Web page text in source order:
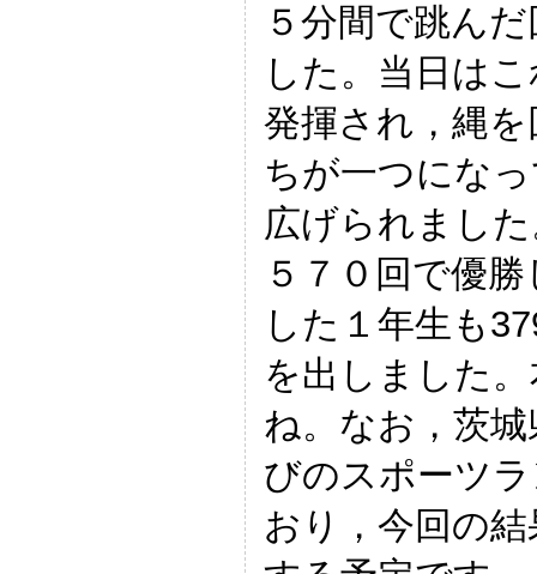
５分間で跳ん
した。当日は
発揮され，縄
ちが一つにな
広げられまし
５７０回で優
した１年生も
を出しました
ね。なお，茨
びのスポーツ
おり，今回の